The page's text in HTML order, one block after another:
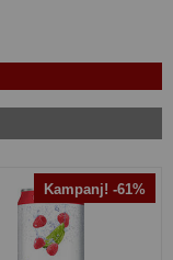
Kampanj! -61%